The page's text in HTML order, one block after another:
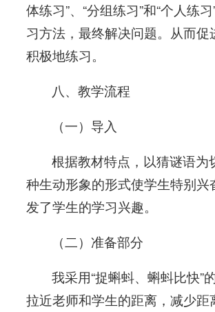
体练习”、“分组练习”和“个人练
习方法，最终解决问题。从而促
积极地练习。
八、教学流程
（一）导入
根据教材特点，以猜谜语为
种生动形象的形式使学生特别兴
发了学生的学习兴趣。
（二）准备部分
我采用“捉蝌蚪、蝌蚪比快”
拉近老师和学生的距离，减少距